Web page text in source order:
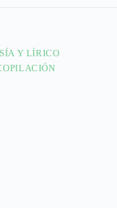
Y LÍRICO